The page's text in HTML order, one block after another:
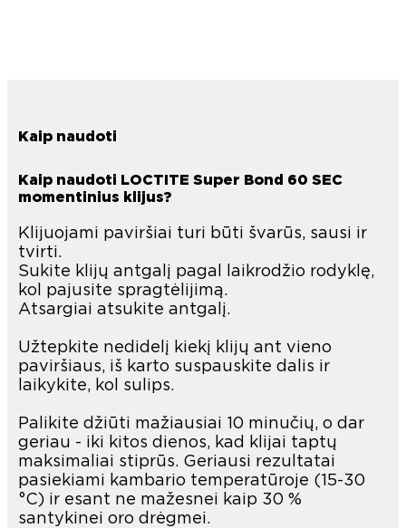
Kaip naudoti
Kaip naudoti LOCTITE Super Bond 60 SEC
momentinius klijus?
Klijuojami paviršiai turi būti švarūs, sausi ir
tvirti.
Sukite klijų antgalį pagal laikrodžio rodyklę,
kol pajusite spragtėlijimą.
Atsargiai atsukite antgalį.
Užtepkite nedidelį kiekį klijų ant vieno
paviršiaus, iš karto suspauskite dalis ir
laikykite, kol sulips.
Palikite džiūti mažiausiai 10 minučių, o dar
geriau - iki kitos dienos, kad klijai taptų
maksimaliai stiprūs. Geriausi rezultatai
pasiekiami kambario temperatūroje (15-30
°C) ir esant ne mažesnei kaip 30 %
santykinei oro drėgmei.